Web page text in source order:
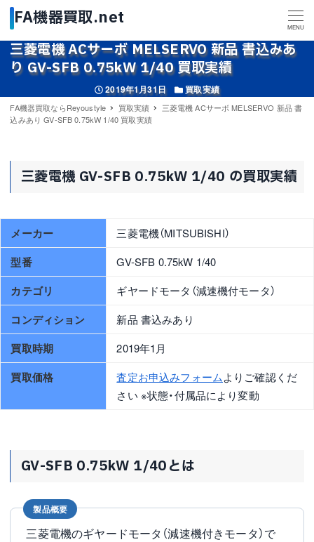
MENU
三菱電機 ACサーボ MELSERVO 新品 書込みあ
り GV-SFB 0.75kW 1/40 買取実績
投稿日
2019年1月31日 カテゴリー
買取実績
FA機器買取ならReyoustyle 買取実績
三菱電機 ACサーボ MELSERVO 新品 書
込みあり GV-SFB 0.75kW 1/40 買取実績
三菱電機 GV-SFB 0.75kW 1/40 の買取実績
メーカー 三菱電機（MITSUBISHI）
型番 GV-SFB 0.75kW 1/40
カテゴリ ギヤードモータ（減速機付モータ）
コンディション 新品 書込みあり
買取時期 2019年1月
買取価格 査定お申込みフォームよりご確認くだ
さい ※状態・付属品により変動
GV-SFB 0.75kW 1/40とは
製品概要
三菱電機のギヤードモータ（減速機付きモータ）で